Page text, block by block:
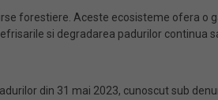
forestiere. Aceste ecosisteme ofera
si degradarea padurilor continua
din 31 mai 2023, cunoscut sub